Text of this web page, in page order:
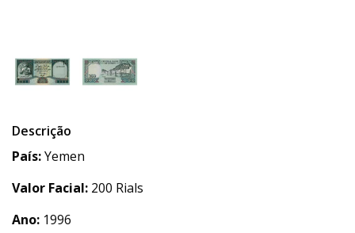
Descrição
País:Yemen
Valor Facial: 200 Rials
Ano: 1996